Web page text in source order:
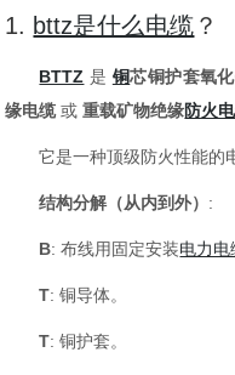
1. bttz是什么电缆 ？
BTTZ 是 铜芯铜护套氧
缘电缆或重载矿物绝缘防火
它是一种顶级防火性能的
结构分解（从内到外） :
B: 布线用固定安装电力电
T: 铜导体。
T: 铜护套。